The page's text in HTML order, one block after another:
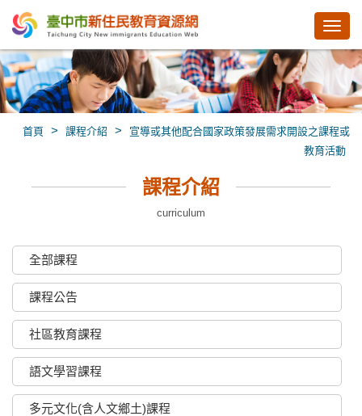
首頁 > 課程介紹 >
宣導或其他配合國家政策發展需求開設之課程或
教育活動
課程介紹
curriculum
全部課程
課程公告
社區教育課程
語文學習課程
多元文化(含人文鄉土)課程